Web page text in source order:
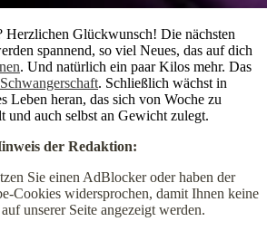
Herzlichen Glückwunsch! Die nächsten
spannend, so viel Neues, das auf dich
. Und natürlich ein paar Kilos mehr. Das
Schwangerschaft. Schließlich wächst in
Leben heran, das sich von Woche zu
und auch selbst an Gewicht zulegt.
der Redaktion:
Sie einen AdBlocker oder haben der
Cookies widersprochen, damit Ihnen keine
unserer Seite angezeigt werden.